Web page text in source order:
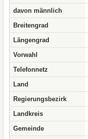
davon männlich
Breitengrad
Längengrad
Vorwahl
Telefonnetz
Land
Regierungsbezirk
Landkreis
Gemeinde